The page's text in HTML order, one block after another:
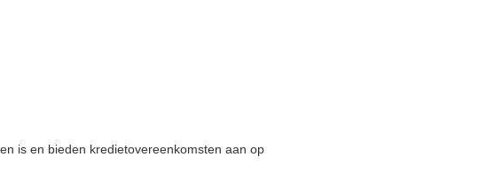
is en bieden kredietovereenkomsten aan op